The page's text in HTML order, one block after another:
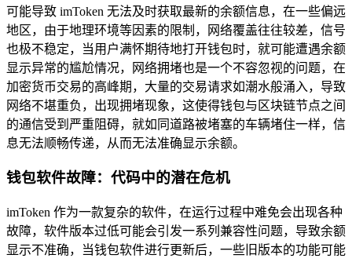
可能导致 imToken 无法及时获取最新的余额信息，在一些偏远
地区，由于地理环境等因素的限制，网络覆盖往往较差，信号
也极不稳定，当用户满怀期待地打开钱包时，就可能遭遇余额
显示异常的尴尬情况，网络拥堵也是一个不容忽视的问题，在
加密货币交易的高峰期，大量的交易请求如潮水般涌入，导致
网络不堪重负，出现拥堵现象，这使得钱包与区块链节点之间
的通信受到严重阻碍，就如同道路被堵塞的车辆堵住一样，信
息无法顺畅传递，从而无法准确显示余额。
钱包软件故障：代码中的潜在危机
imToken 作为一款复杂的软件，在运行过程中难免会出现各种
故障，软件版本过低可能会引发一系列兼容性问题，导致余额
显示不准确，当钱包软件进行更新后，一些旧版本的功能可能